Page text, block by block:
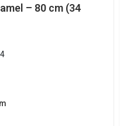
– 80 cm (34